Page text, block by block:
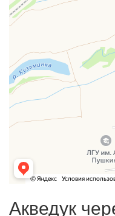
Акведук